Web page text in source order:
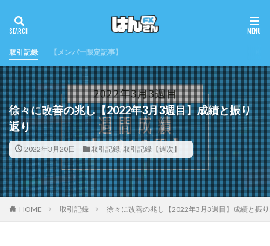
取引記録 【メンバー限定記事】
徐々に改善の兆し【2022年3月3週目】成績と振り
返り
2022年3月20日 取引記録, 取引記録【週次】
HOME 取引記録 徐々に改善の兆し【2022年3月3週目】成績と振